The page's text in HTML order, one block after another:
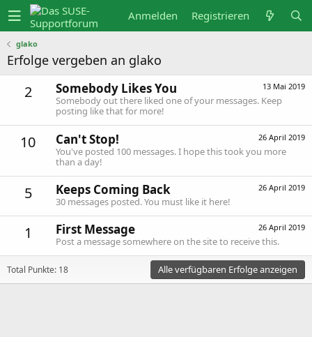
Anmelden Registrieren
glako
Erfolge vergeben an glako
2 13 Mai 2019
Somebody Likes You
Somebody out there liked one of your messages. Keep
posting like that for more!
10 26 April 2019
Can't Stop!
You've posted 100 messages. I hope this took you more
than a day!
5 26 April 2019
Keeps Coming Back
30 messages posted. You must like it here!
1 26 April 2019
First Message
Post a message somewhere on the site to receive this.
Total Punkte: 18 Alle verfügbaren Erfolge anzeigen